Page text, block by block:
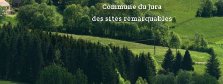
Commune du Jura
des sites remarquables